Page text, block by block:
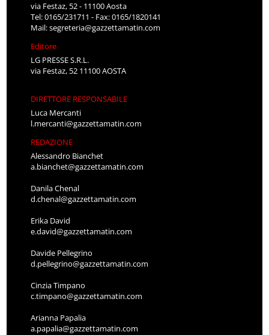
via Festaz, 52 - 11100 Aosta
Tel: 0165/231711 - Fax: 0165/1820141
Mail:segreteria@gazzettamatin.com
Editore
LG PRESSE S.R.L.
via Festaz, 52 11100 AOSTA
DIRETTORE RESPONSABILE
Luca Mercanti
l.mercanti@gazzettamatin.com
REDAZIONE
Alessandro Bianchet
a.bianchet@gazzettamatin.com
Danila Chenal
d.chenal@gazzettamatin.com
Erika David
e.david@gazzettamatin.com
Davide Pellegrino
d.pellegrino@gazzettamatin.com
Cinzia Timpano
c.timpano@gazzettamatin.com
Arianna Papalia
a.papalia@gazzettamatin.com